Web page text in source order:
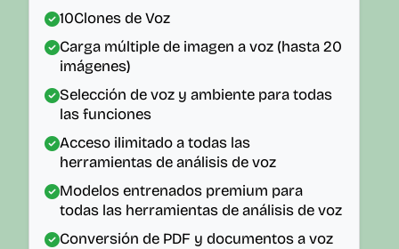
10Clones de Voz
Carga múltiple de imagen a voz (hasta 20
imágenes)
Selección de voz y ambiente para todas
las funciones
Acceso ilimitado a todas las
herramientas de análisis de voz
Modelos entrenados premium para
todas las herramientas de análisis de voz
Conversión de PDF y documentos a voz